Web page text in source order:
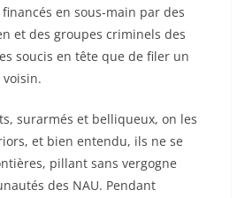
financés en sous-main par des
et des groupes criminels des
soucis en tête que de filer un
surarmés et belliqueux, on les
et bien entendu, ils ne se
pillant sans vergogne
des NAU. Pendant